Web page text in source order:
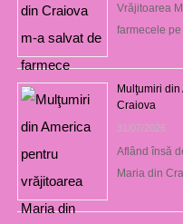
Vrăjitoarea
farmecele pe
Mulţumiri
Craiova
31/07/2026
Aflând însă
Maria din